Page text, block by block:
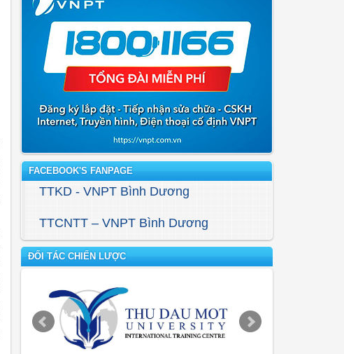
FACEBOOK'S FANPAGE
TTKD - VNPT Bình Dương
TTCNTT – VNPT Bình Dương
ĐỐI TÁC CHIẾN LƯỢC